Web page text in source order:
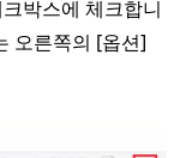
박스에 체크합니
오른쪽의 [옵션]